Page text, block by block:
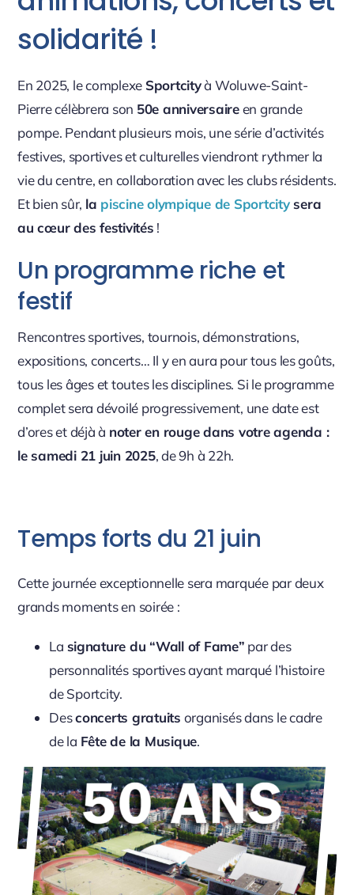
solidarité !
En 2025, le complexe Sportcityà Woluwe-Saint-
Pierre célèbrera son 50e anniversaireen grande
pompe. Pendant plusieurs mois, une série d’activités
festives, sportives et culturelles viendront rythmer la
vie du centre, en collaboration avec les clubs résidents.
Et bien sûr, la piscine olympique de Sportcitysera
au cœur des festivités !
Un programme riche et
festif
Rencontres sportives, tournois, démonstrations,
expositions, concerts… Il y en aura pour tous les goûts,
tous les âges et toutes les disciplines. Si le programme
complet sera dévoilé progressivement, une date est
d’ores et déjà à noter en rouge dans votre agenda :
le samedi 21 juin 2025, de 9h à 22h.
Temps forts du 21 juin
Cette journée exceptionnelle sera marquée par deux
grands moments en soirée :
La signature du “Wall of Fame” par des
personnalités sportives ayant marqué l’histoire
de Sportcity.
Desconcerts gratuits organisés dans le cadre
de la Fête de la Musique.